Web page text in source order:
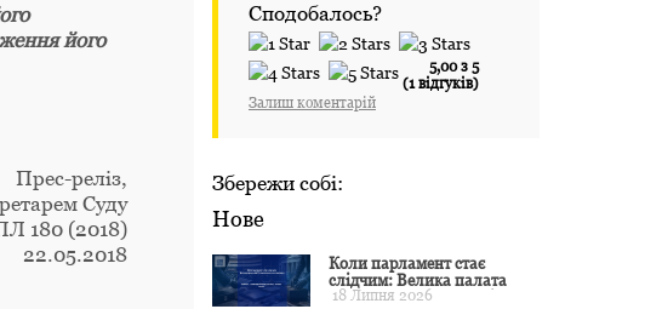
його
Прес-реліз,
Суду
180 (2018)
22.05.2018
Сподобалось?
5,00 з 5
(1 відгуків)
Залиш коментарій
Збережи собі:
Нове
Коли парламент стає
слідчим: Велика палата
ЄСПЛ окреслила межі
18 Липня 2026